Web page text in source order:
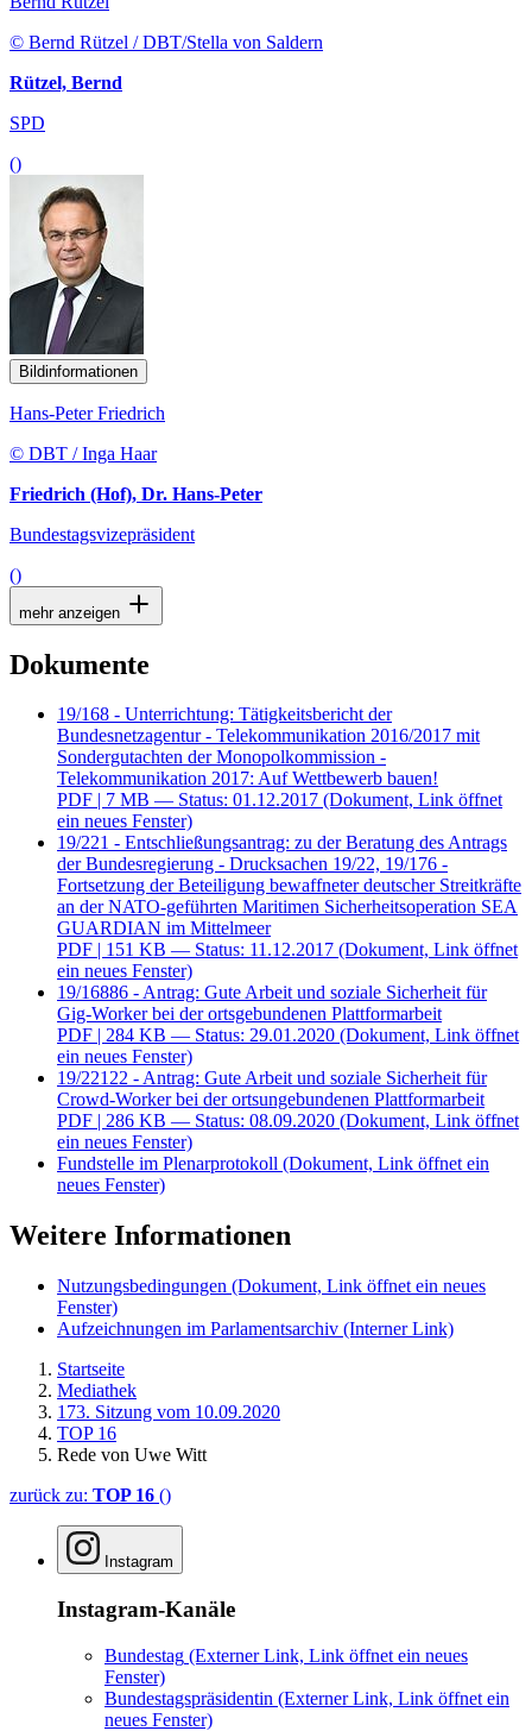
© Bernd Rützel / DBT/Stella von Saldern
Rützel, Bernd
SPD
()
Bildinformationen
Hans-Peter Friedrich
© DBT / Inga Haar
Friedrich (Hof), Dr. Hans-Peter
Bundestagsvizepräsident
()
mehr anzeigen
Dokumente
19/168 - Unterrichtung: Tätigkeitsbericht der
Bundesnetzagentur - Telekommunikation 2016/2017 mit
Sondergutachten der Monopolkommission -
Telekommunikation 2017: Auf Wettbewerb bauen!
PDF | 7 MB — Status: 01.12.2017 (Dokument, Link öffnet
ein neues Fenster)
19/221 - Entschließungsantrag: zu der Beratung des Antrags
der Bundesregierung - Drucksachen 19/22, 19/176 -
Fortsetzung der Beteiligung bewaffneter deutscher Streitkräfte
an der NATO-geführten Maritimen Sicherheitsoperation SEA
GUARDIAN im Mittelmeer
PDF | 151 KB — Status: 11.12.2017 (Dokument, Link öffnet
ein neues Fenster)
19/16886 - Antrag: Gute Arbeit und soziale Sicherheit für
Gig-Worker bei der ortsgebundenen Plattformarbeit
PDF | 284 KB — Status: 29.01.2020 (Dokument, Link öffnet
ein neues Fenster)
19/22122 - Antrag: Gute Arbeit und soziale Sicherheit für
Crowd-Worker bei der ortsungebundenen Plattformarbeit
PDF | 286 KB — Status: 08.09.2020 (Dokument, Link öffnet
ein neues Fenster)
Fundstelle im Plenarprotokoll (Dokument, Link öffnet ein
neues Fenster)
Weitere Informationen
Nutzungsbedingungen (Dokument, Link öffnet ein neues
Fenster)
Aufzeichnungen im Parlamentsarchiv (Interner Link)
Startseite
Mediathek
173. Sitzung vom 10.09.2020
TOP 16
Rede von Uwe Witt
zurück zu: TOP 16 ()
Instagram
Instagram-Kanäle
Bundestag (Externer Link, Link öffnet ein neues
Fenster)
Bundestagspräsidentin (Externer Link, Link öffnet ein
neues Fenster)